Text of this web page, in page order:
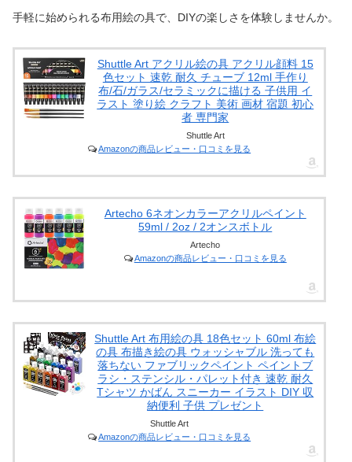
手軽に始められる布用絵の具で、DIYの楽しさを体験しませんか。
Shuttle Art アクリル絵の具 アクリル顔料 15
色セット 速乾 耐久 チューブ 12ml 手作り
布/石/ガラス/セラミックに描ける 子供用 イ
ラスト 塗り絵 クラフト 美術 画材 宿題 初心
者 専門家
Shuttle Art
Amazonの商品レビュー・口コミを見る
Artecho 6ネオンカラーアクリルペイント
59ml / 2oz / 2オンスボトル
Artecho
Amazonの商品レビュー・口コミを見る
Shuttle Art 布用絵の具 18色セット 60ml 布絵
の具 布描き絵の具 ウォッシャブル 洗っても
落ちない ファブリックペイント ペイントブ
ラシ・ステンシル・パレット付き 速乾 耐久
Tシャツ かばん スニーカー イラスト DIY 収
納便利 子供 プレゼント
Shuttle Art
Amazonの商品レビュー・口コミを見る